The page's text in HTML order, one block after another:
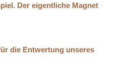
Der eigentliche Magnet
die Entwertung unseres